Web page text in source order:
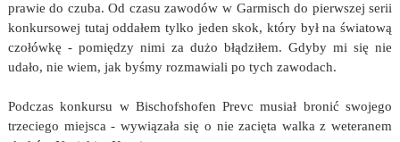
prawie do czuba. Od czasu zawodów w Garmisch do pierwszej serii
konkursowej tutaj oddałem tylko jeden skok, który był na światową
czołówkę - pomiędzy nimi za dużo błądziłem. Gdyby mi się nie
udało, nie wiem, jak byśmy rozmawiali po tych zawodach.
Podczas konkursu w Bischofshofen Prevc musiał bronić swojego
trzeciego miejsca - wywiązała się o nie zacięta walka z weteranem